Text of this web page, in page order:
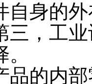
自身的
三，工
。
品的内